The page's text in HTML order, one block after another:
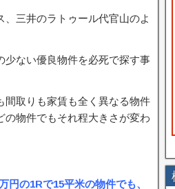
三井のラトゥール代官山のよ
少ない優良物件を必死で探す事
間取りも家賃も全く異なる物件
物件でもそれ程大きさが変わ
の1Rで15平米の物件でも、